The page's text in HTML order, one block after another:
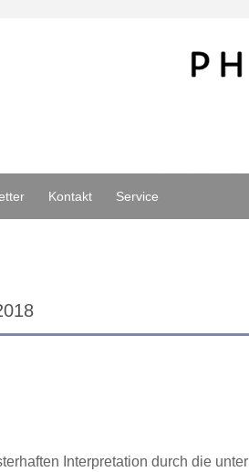
Kontakt Service
Interpretation durch die